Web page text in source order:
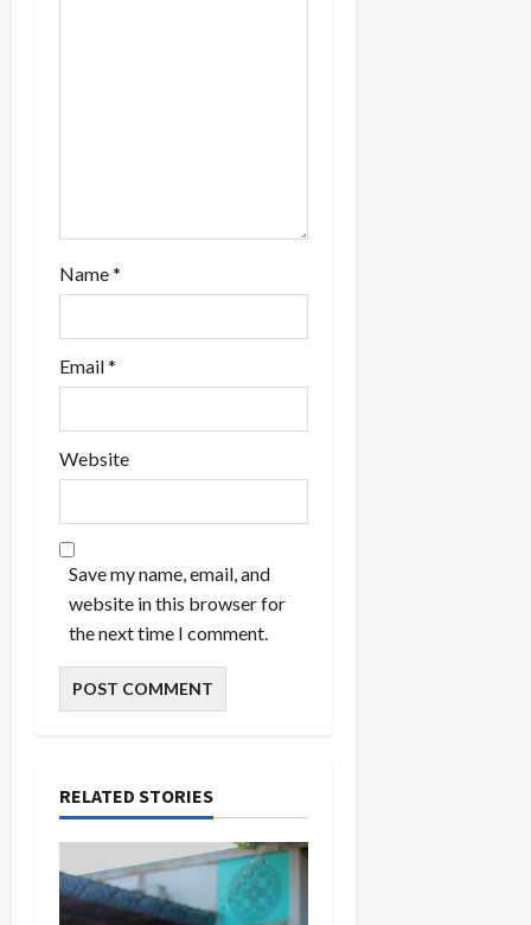
Name*
Email*
Website
Save my name, email, and
website in this browser for
the next time I comment.
RELATED STORIES